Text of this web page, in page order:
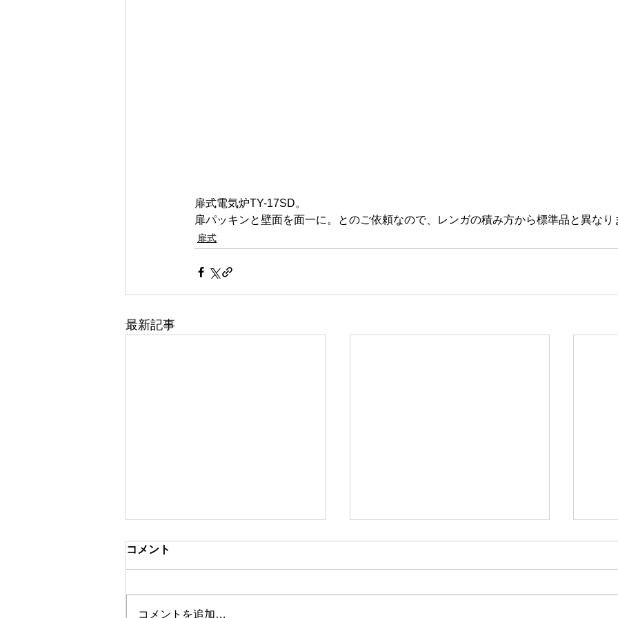
扉式電気炉TY-17SD。
扉パッキンと壁面を面一に。とのご依頼なので、レンガの積み方から標準品と異なり
扉式
最新記事
電気炉更新工事
コメント
コメントを追加…